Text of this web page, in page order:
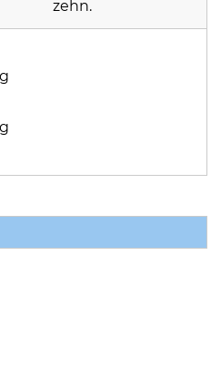
zehn.